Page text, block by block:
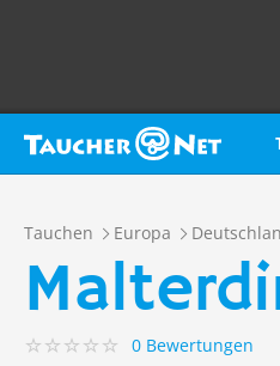
Tauchen Europa
0 Bewertungen